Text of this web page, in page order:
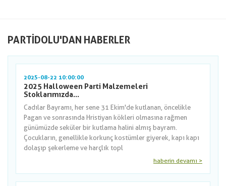
PARTIDOLU'DAN HABERLER
2025-08-22 10:00:00
2025 Halloween Parti Malzemeleri
Stoklarımızda...
Cadılar Bayramı, her sene 31 Ekim'de kutlanan, öncelikle
Pagan ve sonrasında Hristiyan kökleri olmasına rağmen
günümüzde seküler bir kutlama halini almış bayram.
Çocukların, genellikle korkunç kostümler giyerek, kapı kapı
dolaşıp şekerleme ve harçlık topl
haberin devamı >